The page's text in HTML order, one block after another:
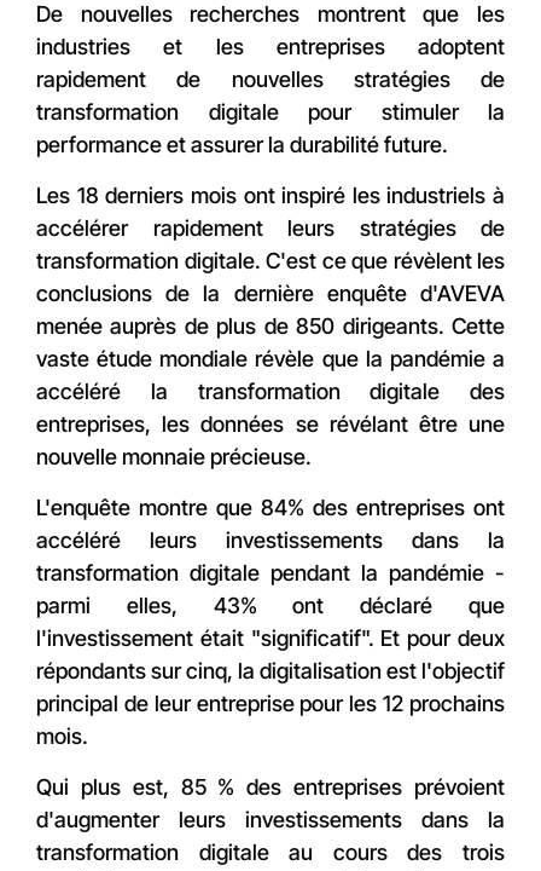
De nouvelles recherches montrent que les
industries et les entreprises adoptent
rapidement de nouvelles stratégies de
transformation digitale pour stimuler la
performance et assurer la durabilité future.
Les 18 derniers mois ont inspiré les industriels à
accélérer rapidement leurs stratégies de
transformation digitale. C'est ce que révèlent les
conclusions de la dernière enquête d'AVEVA
menée auprès de plus de 850 dirigeants. Cette
vaste étude mondiale révèle que la pandémie a
accéléré la transformation digitale des
entreprises, les données se révélant être une
nouvelle monnaie précieuse.
L'enquête montre que 84% des entreprises ont
accéléré leurs investissements dans la
transformation digitale pendant la pandémie -
parmi elles, 43% ont déclaré que
l'investissement était "significatif". Et pour deux
répondants sur cinq, la digitalisation est l'objectif
principal de leur entreprise pour les 12 prochains
mois.
Qui plus est, 85 % des entreprises prévoient
d'augmenter leurs investissements dans la
transformation digitale au cours des trois